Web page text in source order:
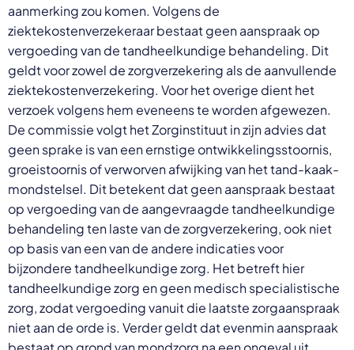
aanmerking zou komen. Volgens de
ziektekostenverzekeraar bestaat geen aanspraak op
vergoeding van de tandheelkundige behandeling. Dit
geldt voor zowel de zorgverzekering als de aanvullende
ziektekostenverzekering. Voor het overige dient het
verzoek volgens hem eveneens te worden afgewezen.
De commissie volgt het Zorginstituut in zijn advies dat
geen sprake is van een ernstige ontwikkelingsstoornis,
groeistoornis of verworven afwijking van het tand-kaak-
mondstelsel. Dit betekent dat geen aanspraak bestaat
op vergoeding van de aangevraagde tandheelkundige
behandeling ten laste van de zorgverzekering, ook niet
op basis van een van de andere indicaties voor
bijzondere tandheelkundige zorg. Het betreft hier
tandheelkundige zorg en geen medisch specialistische
zorg, zodat vergoeding vanuit die laatste zorgaanspraak
niet aan de orde is. Verder geldt dat evenmin aanspraak